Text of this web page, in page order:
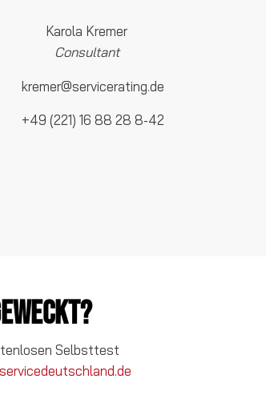
Karola Kremer
Consultant
kremer@servicerating.de
+49 (221) 16 88 28 8-42
Selbsttest